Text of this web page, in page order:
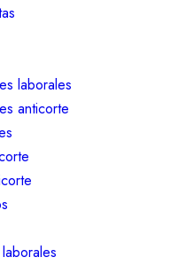
laborales
anticorte